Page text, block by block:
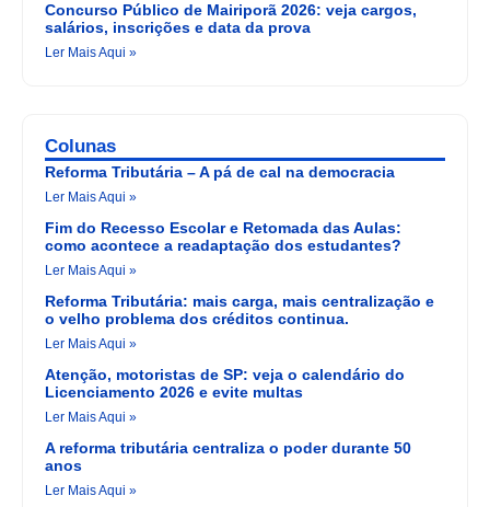
Concurso Público de Mairiporã 2026: veja cargos,
salários, inscrições e data da prova
Ler Mais Aqui »
Colunas
Reforma Tributária – A pá de cal na democracia
Ler Mais Aqui »
Fim do Recesso Escolar e Retomada das Aulas:
como acontece a readaptação dos estudantes?
Ler Mais Aqui »
Reforma Tributária: mais carga, mais centralização e
o velho problema dos créditos continua.
Ler Mais Aqui »
Atenção, motoristas de SP: veja o calendário do
Licenciamento 2026 e evite multas
Ler Mais Aqui »
A reforma tributária centraliza o poder durante 50
anos
Ler Mais Aqui »